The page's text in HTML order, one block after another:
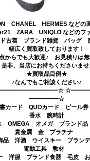
CHANEL HERMES などの
ZARA UNIQLO などのフ
ド古着 ブランド雑貨 バッグ
幅広く買取致しております！
からでも大歓迎♪ お見積りは無
是非、当店にお持ちくださいませ
★買取品目例★
♪なんでもご相談ください♪
━━━━━☆
カード QUOカード ビール
香水 腕時計
OMEGA オメガ ブラン
貴金属 金 プラチナ
品 洋酒 ウイスキー ブラン
電動工具 教材
洋服 ブランド食器 毛皮